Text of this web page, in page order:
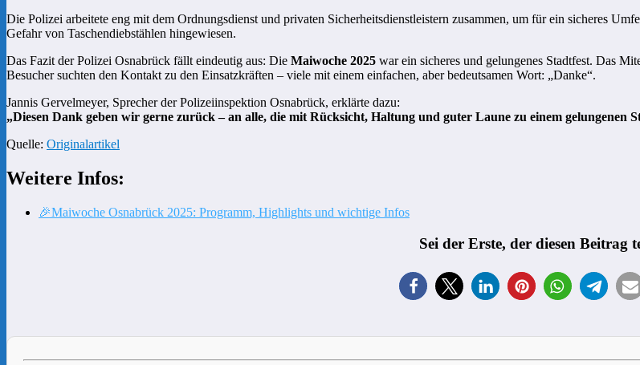
Die Polizei arbeitete eng mit dem Ordnungsdienst und privaten Sicherheitsdienstleistern zusammen, um für ein sicheres
Gefahr von Taschendiebstählen hingewiesen.
Das Fazit der Polizei Osnabrück fällt eindeutig aus: Die Maiwoche 2025 war ein sicheres und gelungenes Stadtfest. Das
Besucher suchten den Kontakt zu den Einsatzkräften – viele mit einem einfachen, aber bedeutsamen Wort: „Danke“.
Jannis Gervelmeyer, Sprecher der Polizeiinspektion Osnabrück, erklärte dazu:
„Diesen Dank geben wir gerne zurück – an alle, die mit Rücksicht, Haltung und guter Laune zu einem gelungenen
Quelle: Originalartikel
Weitere Infos:
🎉Maiwoche Osnabrück 2025: Programm, Highlights und wichtige Infos
Sei der Erste, der diesen Beitrag